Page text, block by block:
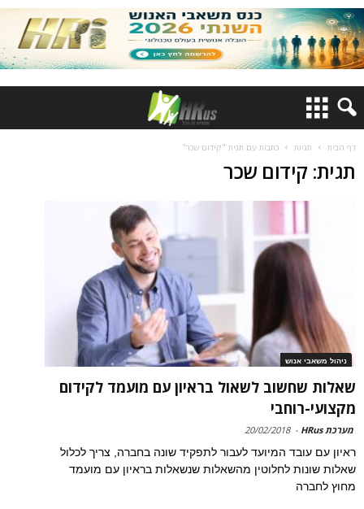
דף הבית תגיות כתבות עם תגית "קידום שכר"
תגית: קידום שכר
ניהול משאבי אנוש
שאלות שחשוב לשאול בראיון עם מועמד לקידום
מקצועי-רוחבי
מערכת HRus -
20/02/2018
ראיון עם עובד המיועד לעבור לתפקיד שונה בחברה, צריך לכלול
שאלות שונות לחלוטין מהשאלות שנשאלות בראיון עם מועמד
מחוץ לחברה